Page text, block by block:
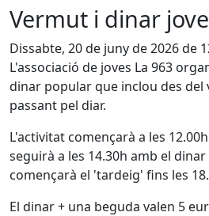
Vermut i dinar
Dissabte, 20 de juny de 2026 de
L'associació de joves La 963
dinar popular que inclou des
passant pel diar.
L'activitat començarà a les
seguirà a les 14.30h amb el
començarà el 'tardeig' fins les
El dinar + una beguda valen 5